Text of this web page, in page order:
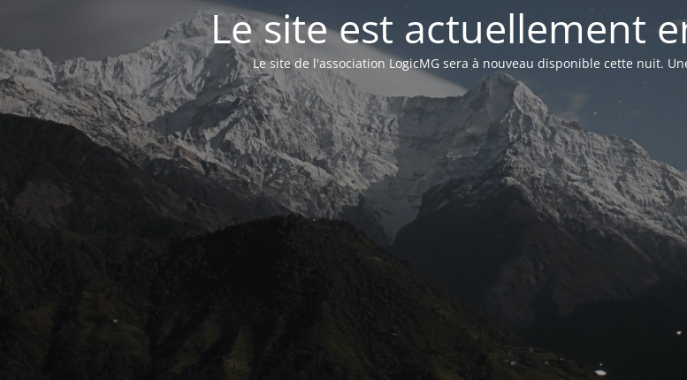
Le site est actuellement
Le site de l'association LogicMG sera à nouveau disponible cette nuit.